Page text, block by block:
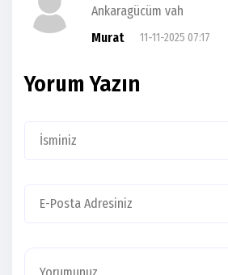
Ankaragücüm vah
Murat
11-11-2025 07:17
Yorum Yazın